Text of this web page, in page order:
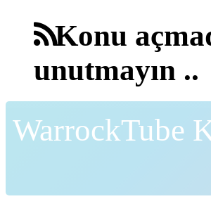
Konu
unutmayın ..
WarrockTube